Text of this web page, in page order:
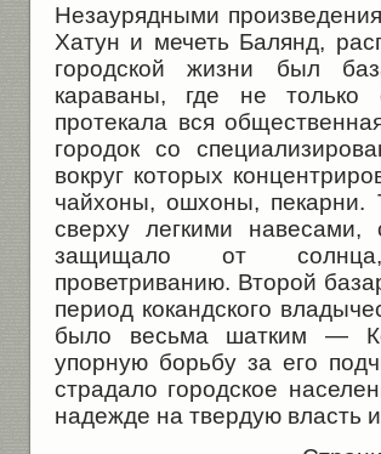
Незаурядными
Хатун и мечеть Балянд,
городской жизни был
караваны, где не только
протекала вся
городок со
вокруг которых
чайхоны, ошхоны, пекарни.
сверху легкими навесами,
защищало от солнца,
проветриванию. Второй
период кокандского
было весьма шатким —
упорную борьбу за его
страдало городское
надежде на твердую власть